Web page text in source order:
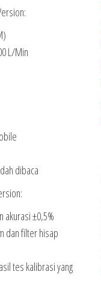
L/Min
dibaca
akurasi ±0,5%
dan filter hisap
tes kalibrasi yang